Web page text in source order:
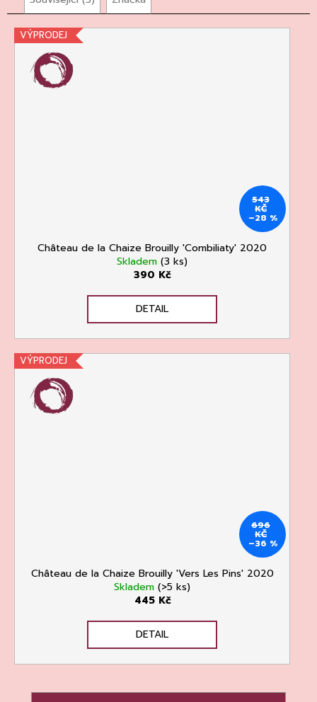
VÝPRODEJ
543
KČ
–28 %
Château de la Chaize Brouilly 'Combiliaty' 2020
Skladem (3 ks)
390 Kč
DETAIL
VÝPRODEJ
696
KČ
–36 %
Château de la Chaize Brouilly 'Vers Les Pins' 2020
Skladem (>5 ks)
445 Kč
DETAIL
94
Původně:
135